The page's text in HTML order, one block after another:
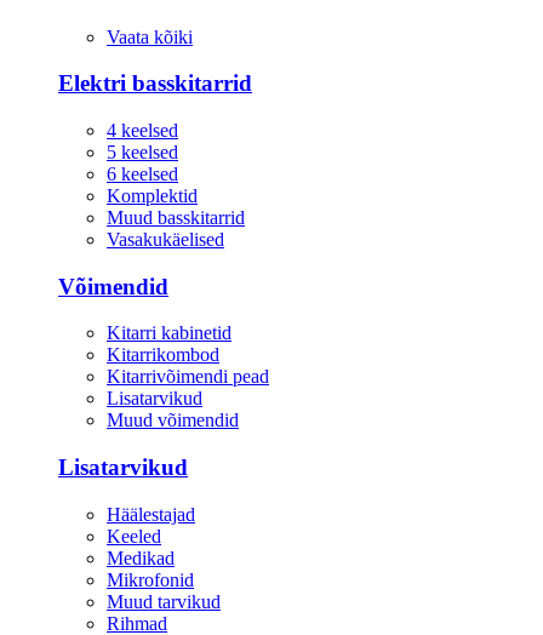
Vaata kõiki
Elektri basskitarrid
4 keelsed
5 keelsed
6 keelsed
Komplektid
Muud basskitarrid
Vasakukäelised
Võimendid
Kitarri kabinetid
Kitarrikombod
Kitarrivõimendi pead
Lisatarvikud
Muud võimendid
Lisatarvikud
Häälestajad
Keeled
Medikad
Mikrofonid
Muud tarvikud
Rihmad